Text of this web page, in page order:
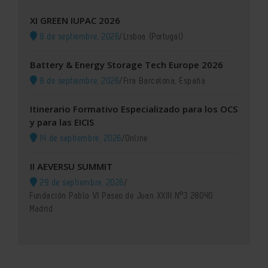
XI GREEN IUPAC 2026
8 de septiembre, 2026/Lisboa (Portugal)
Battery & Energy Storage Tech Europe 2026
8 de septiembre, 2026/Fira Barcelona, España
Itinerario Formativo Especializado para los OCS
y para las EICIS
14 de septiembre, 2026/Online
II AEVERSU SUMMIT
29 de septiembre, 2026/
Fundación Pablo VI Paseo de Juan XXIII Nº3 28040
Madrid